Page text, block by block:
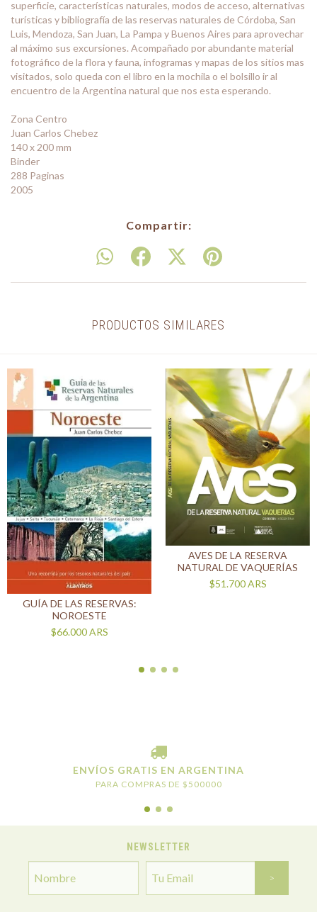
superficie, características naturales, modos de acceso, alternativas
turísticas y bibliografía de las reservas naturales de Córdoba, San
Luis, Mendoza, San Juan, La Pampa y Buenos Aires para aprovechar
al máximo sus excursiones. Acompañado por abundante material
fotográfico de la flora y fauna, infogramas y mapas de los sitios mas
visitados, solo queda con el libro en la mochila o el bolsillo ir al
encuentro de la Argentina natural que nos esta esperando.
Zona Centro
Juan Carlos Chebez
140 x 200 mm
Binder
288 Paginas
2005
Compartir:
PRODUCTOS SIMILARES
GUÍA DE LAS RESERVAS:
NOROESTE
$66.000ARS
AVES DE LA RESERVA
NATURAL DE VAQUERÍAS
$51.700ARS
ENVÍOS GRATIS EN ARGENTINA
PARA COMPRAS DE $500000
NEWSLETTER